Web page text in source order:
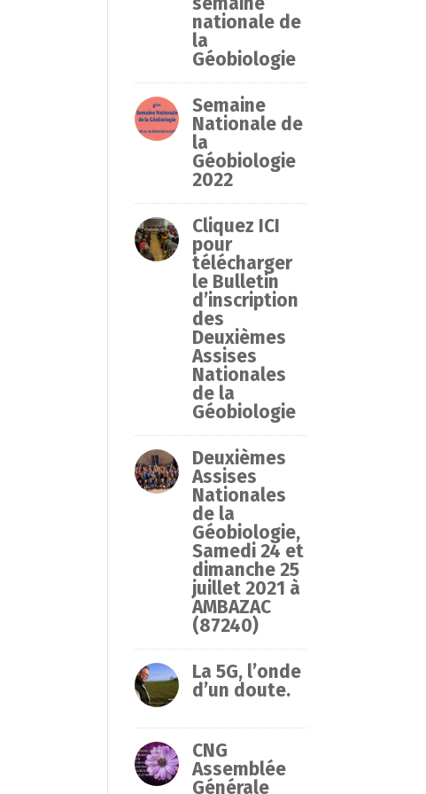
nationale de
la
Géobiologie
Semaine
Nationale de
la
Géobiologie
2022
Cliquez ICI
pour
télécharger
le Bulletin
d’inscription
des
Deuxièmes
Assises
Nationales
de la
Géobiologie
Deuxièmes
Assises
Nationales
de la
Géobiologie,
Samedi 24 et
dimanche 25
juillet 2021 à
AMBAZAC
(87240)
La 5G, l’onde
d’un doute.
CNG
Assemblée
Générale